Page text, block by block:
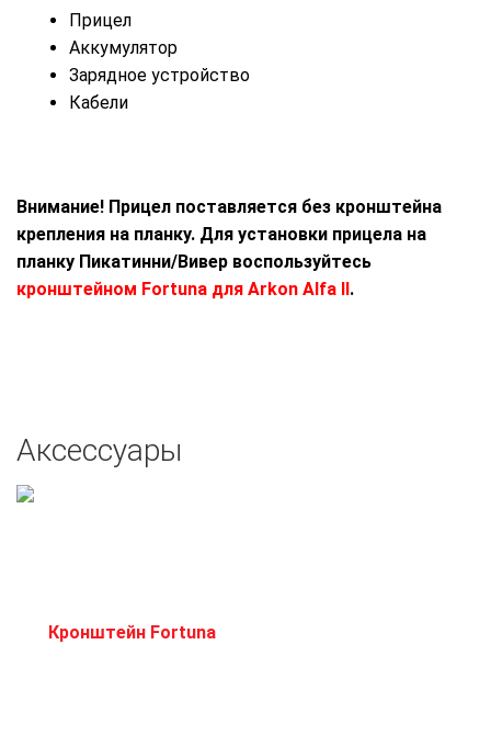
Прицел
Аккумулятор
Зарядное устройство
Кабели
Внимание! Прицел поставляется без кронштейна
крепления на планку. Для установки прицела на
планку Пикатинни/Вивер воспользуйтесь
кронштейном Fortuna для Arkon Alfa II.
Аксессуары